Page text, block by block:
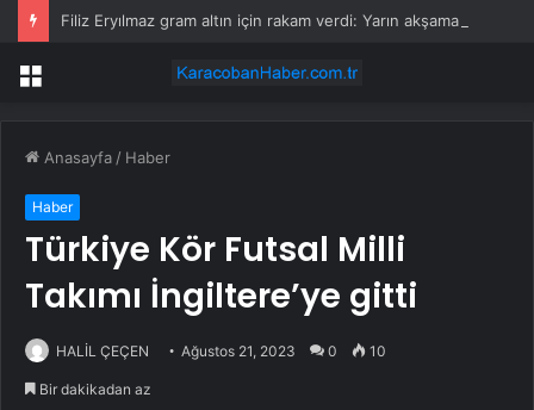
Menü
Anasayfa / Haber
Haber
Türkiye Kör Futsal Milli
Takımı İngiltere’ye gitti
HALİL ÇEÇEN Ağustos 21, 2023 0 10
Bir dakikadan az